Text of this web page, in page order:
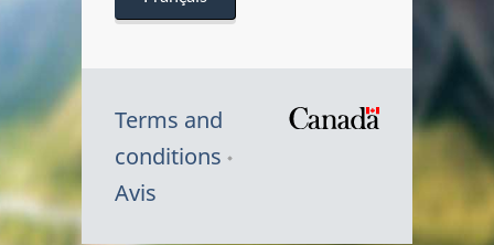
Terms and
conditions
Avis